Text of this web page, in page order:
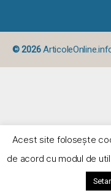
© 2026
Acest site foloseşte
de acord cu modul de